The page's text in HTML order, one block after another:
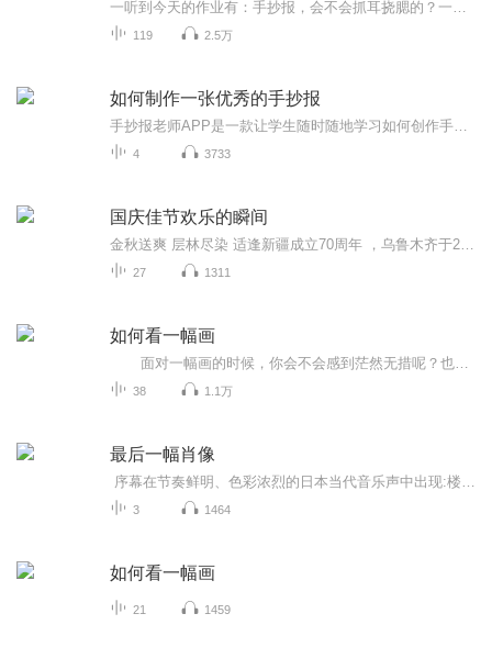
119 2.5万
如何制作一张优秀的手抄报
4 3733
国庆佳节欢乐的瞬间
27 1311
如何看一幅画
38 1.1万
最后一幅肖像
3 1464
如何看一幅画
21 1459